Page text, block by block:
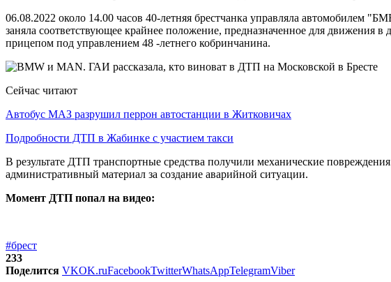
06.08.2022 около 14.00 часов 40-летняя брестчанка управляла автомобилем
заняла соответствующее крайнее положение, предназначенное для движения
прицепом под управлением 48 -летнего кобринчанина.
Сейчас читают
Автобус МАЗ разрушил перрон автостанции в Житковичах
Подробности ДТП в Жабинке с участием такси
В результате ДТП транспортные средства получили механические
административный материал за создание аварийной ситуации.
Момент ДТП попал на видео:
#брест
233
Поделится VKOK.ruFacebookTwitterWhatsAppTelegramViber